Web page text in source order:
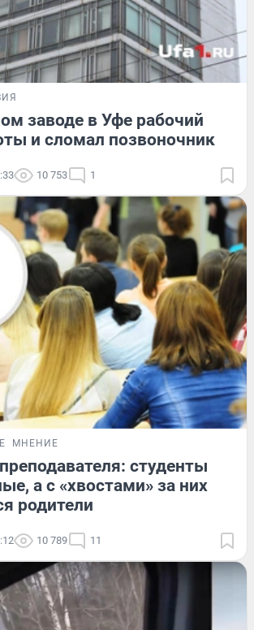
заводе в Уфе рабочий
и сломал позвоночник
10 753 1
МНЕНИЕ
студенты
а с «хвостами» за них
родители
10 789 11